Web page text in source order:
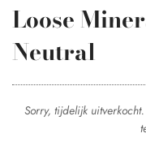
Loose
Neutral
Sorry, tijdelijk